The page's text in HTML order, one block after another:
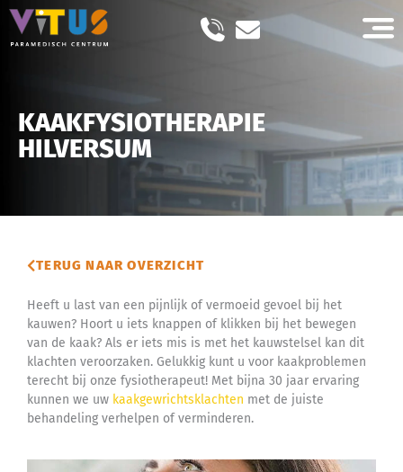
KAAKFYSIOTHERAPIE
HILVERSUM
TERUG NAAR OVERZICHT
Heeft u last van een pijnlijk of vermoeid gevoel bij het
kauwen? Hoort u iets knappen of klikken bij het bewegen
van de kaak? Als er iets mis is met het kauwstelsel kan dit
klachten veroorzaken. Gelukkig kunt u voor kaakproblemen
terecht bij onze fysiotherapeut! Met bijna 30 jaar ervaring
kunnen we uw kaakgewrichtsklachten met de juiste
behandeling verhelpen of verminderen.